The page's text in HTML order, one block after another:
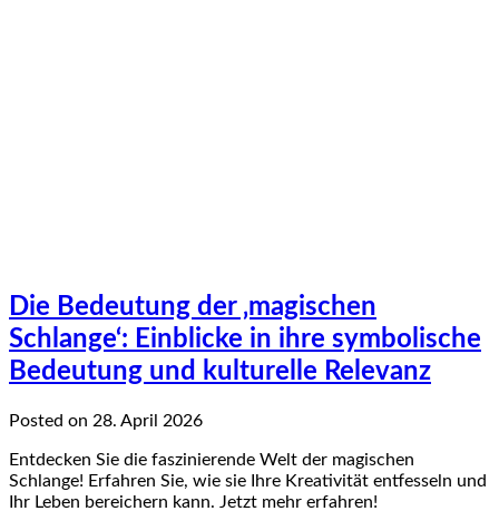
Die Bedeutung der ‚magischen
Schlange‘: Einblicke in ihre symbolische
Bedeutung und kulturelle Relevanz
Posted on 28. April 2026
Entdecken Sie die faszinierende Welt der magischen
Schlange! Erfahren Sie, wie sie Ihre Kreativität entfesseln und
Ihr Leben bereichern kann. Jetzt mehr erfahren!